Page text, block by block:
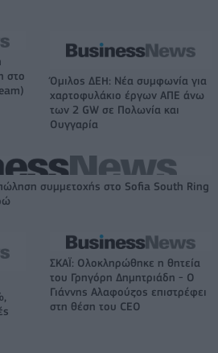
στο
Όμιλος ΔΕΗ: Νέα συμφωνία για
χαρτοφυλάκιο έργων ΑΠΕ άνω
των 2 GW σε Πολωνία και
Ουγγαρία
συμμετοχής στο Sofia South Ring
ΣΚΑΪ: Ολοκληρώθηκε η θητεία
του Γρηγόρη Δημητριάδη - Ο
Γιάννης Αλαφούζος επιστρέφει
στη θέση του CEO